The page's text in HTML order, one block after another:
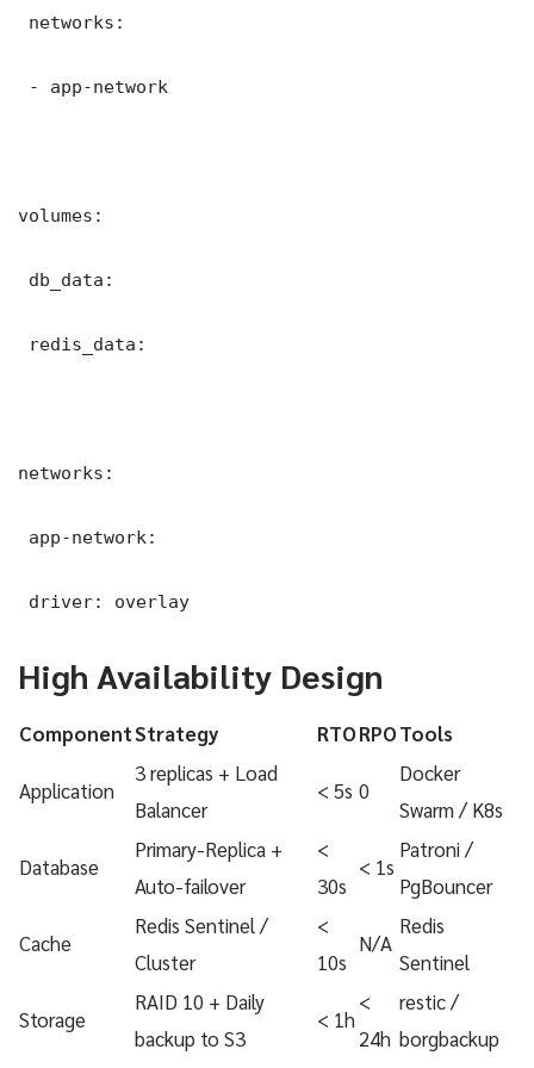
networks:
- app-network
volumes:
db_data:
redis_data:
networks:
app-network:
driver: overlay
High Availability Design
ComponentStrategy RTORPOTools
Application
3 replicas + Load
Balancer
< 5s 0
Docker
Swarm / K8s
Database
Primary-Replica +
Auto-failover
<
30s
< 1s
Patroni /
PgBouncer
Cache
Redis Sentinel /
Cluster
<
10s
N/A
Redis
Sentinel
Storage
RAID 10 + Daily
backup to S3
< 1h
<
24h
restic /
borgbackup